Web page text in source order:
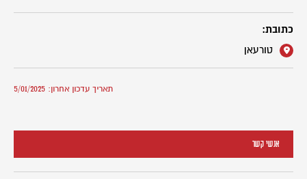
כתובת:
טורעאן
תאריך עדכון אחרון: 5/01/2025
אנשי קשר